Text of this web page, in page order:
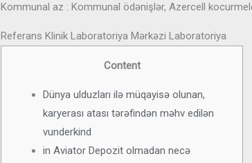
Kommunal az : Kommunal ödənişlər, Azercell
Referans Klinik Laboratoriya Mərkəzi Laboratoriya
Content
Dünya ulduzları ilə müqayisə olunan,
karyerası atası tərəfindən məhv edilən
vunderkind
in Aviator Depozit olmadan necə